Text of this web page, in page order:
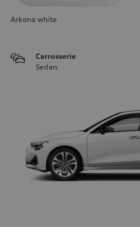
Arkona white
Carrosserie
Sedan